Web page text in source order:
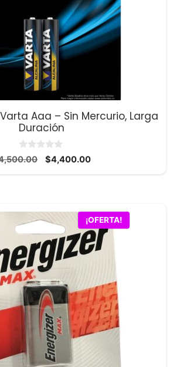
Aaa – Sin Mercurio, Larga
Duración
0
d
El
$4,400.00El
¡OFERTA!